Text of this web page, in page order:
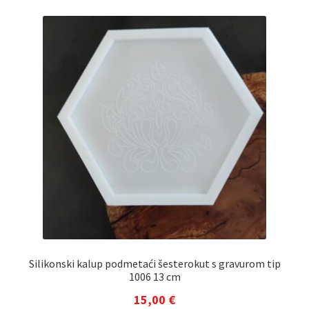
Silikonski kalup podmetaći šesterokut s gravurom tip
1006 13 cm
15,00 €